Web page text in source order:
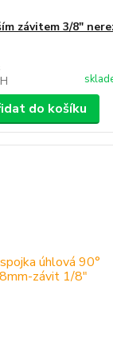
závitem 3/8"
do košíku